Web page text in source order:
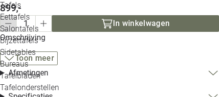
Tafels
Eettafels
Salontafels
Bijzettafels
Sidetables
Bureaus
Tafelbladen
Tafelonderstellen
899,-
In winkelwagen
Omschrijving
Toon meer
Afmetingen